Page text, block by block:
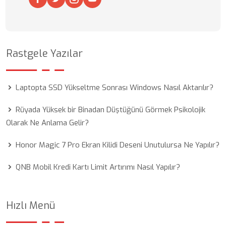
Rastgele Yazılar
Laptopta SSD Yükseltme Sonrası Windows Nasıl Aktarılır?
Rüyada Yüksek bir Binadan Düştüğünü Görmek Psikolojik
Olarak Ne Anlama Gelir?
Honor Magic 7 Pro Ekran Kilidi Deseni Unutulursa Ne Yapılır?
QNB Mobil Kredi Kartı Limit Artırımı Nasıl Yapılır?
Hızlı Menü